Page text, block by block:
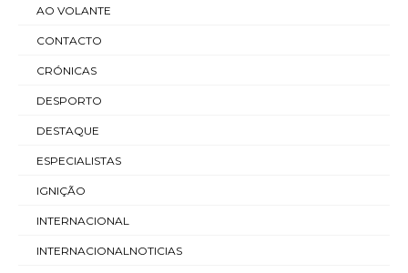
AO VOLANTE
CONTACTO
CRÓNICAS
DESPORTO
DESTAQUE
ESPECIALISTAS
IGNIÇÃO
INTERNACIONAL
INTERNACIONALNOTICIAS